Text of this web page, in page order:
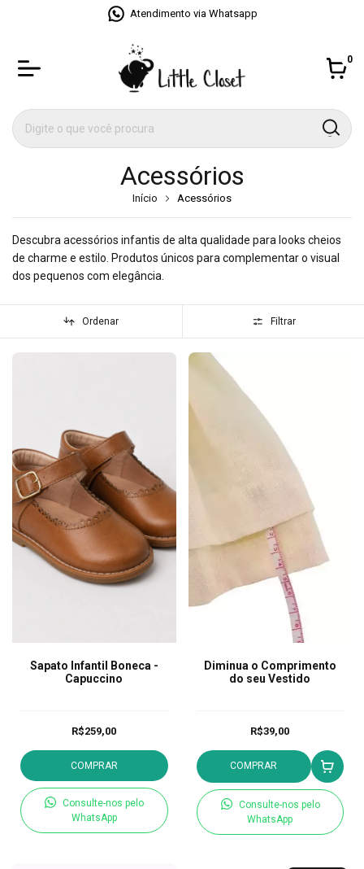
Atendimento via Whatsapp
0
Acessórios
Início Acessórios
Descubra acessórios infantis de alta qualidade para looks cheios
de charme e estilo. Produtos únicos para complementar o visual
dos pequenos com elegância.
Ordenar Filtrar
Sapato Infantil Boneca -
Capuccino
R$259,00
COMPRAR
Consulte-nos pelo
WhatsApp
Diminua o Comprimento
do seu Vestido
R$39,00
COMPRAR
Consulte-nos pelo
WhatsApp